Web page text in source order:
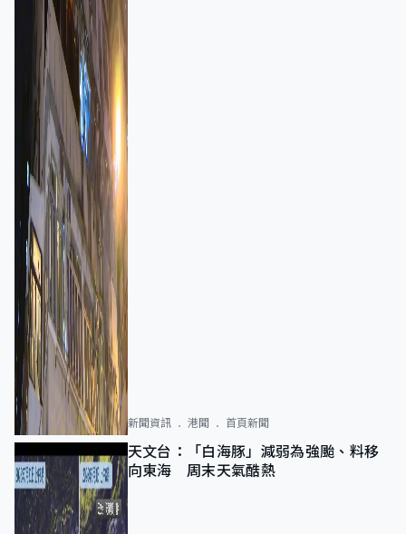
新聞資訊 港聞 首頁新聞
天文台：「白海豚」減弱為強颱、料移
向東海 周末天氣酷熱